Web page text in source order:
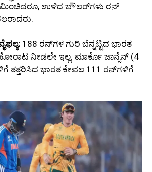
ಉಳಿದ ಬೌಲರ್‌ಗಳು ರನ್
188 ರನ್‌ಗಳ ಗುರಿ ಬೆನ್ನಟ್ಟಿದ ಭಾರತ
ನೀಡಲೇ ಇಲ್ಲ. ಮಾರ್ಕೊ ಜಾನ್ಸೆನ್ (4
ತತ್ತರಿಸಿದ ಭಾರತ ಕೇವಲ 111 ರನ್‌ಗಳಿಗೆ